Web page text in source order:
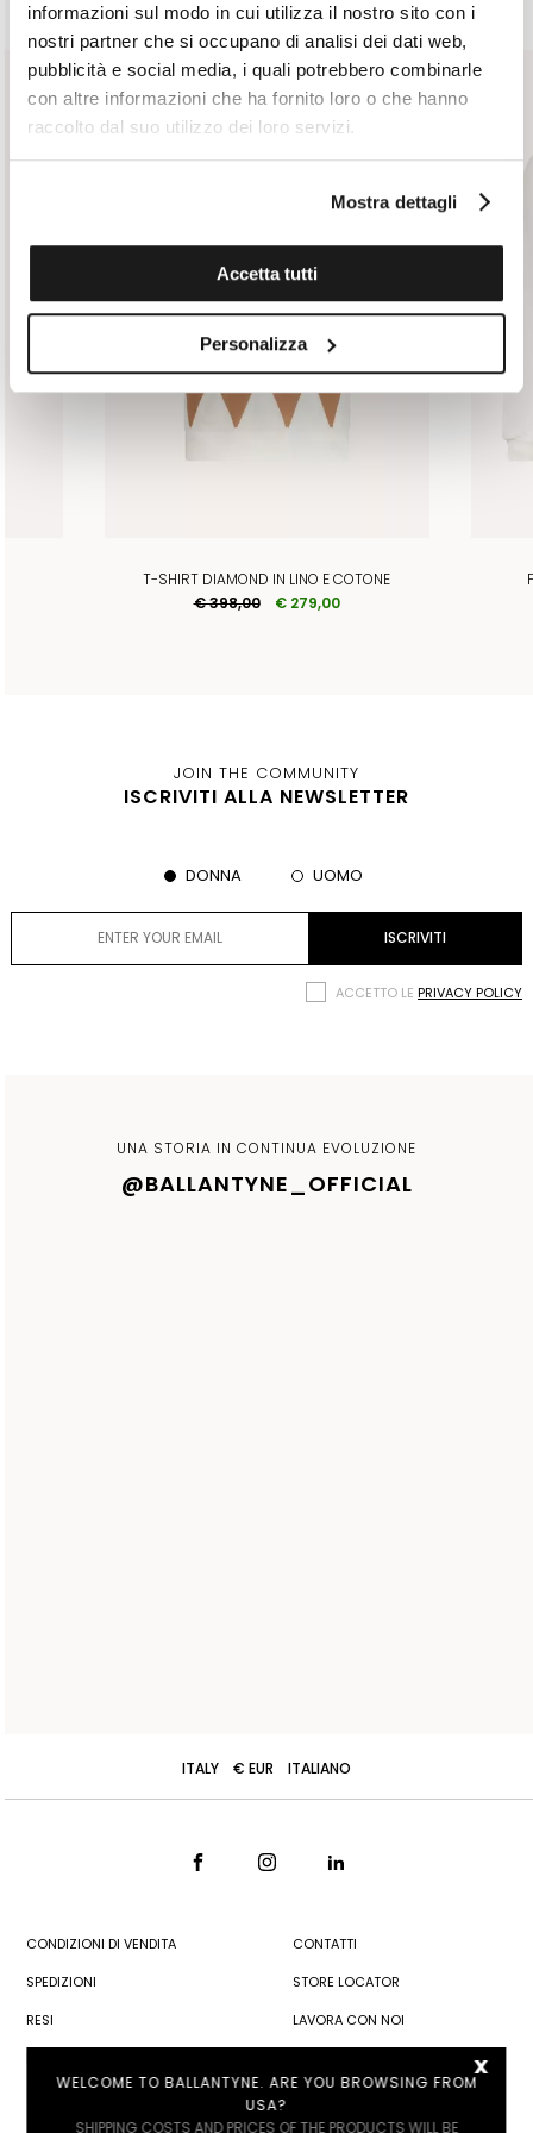
informazioni sul modo in cui utilizza il nostro sito con i
nostri partner che si occupano di analisi dei dati web,
pubblicità e social media, i quali potrebbero combinarle
con altre informazioni che ha fornito loro o che hanno
raccolto dal suo utilizzo dei loro servizi.
Mostra dettagli
Accetta tutti
Personalizza
T-SHIRT DIAMOND IN LINO E COTONE
€ 398,00
€ 279,00
JOIN THE COMMUNITY
ISCRIVITI ALLA NEWSLETTER
DONNA UOMO
ACCETTO LEPRIVACY POLICY
UNA STORIA IN CONTINUA EVOLUZIONE
@BALLANTYNE_OFFICIAL
ITALY € EUR ITALIANO
CONDIZIONI DI VENDITA
SPEDIZIONI
RESI
CONTATTI
STORE LOCATOR
LAVORA CON NOI
x
WELCOME TO BALLANTYNE. ARE YOU BROWSING FROM
USA?
SHIPPING COSTS AND PRICES OF THE PRODUCTS WILL BE